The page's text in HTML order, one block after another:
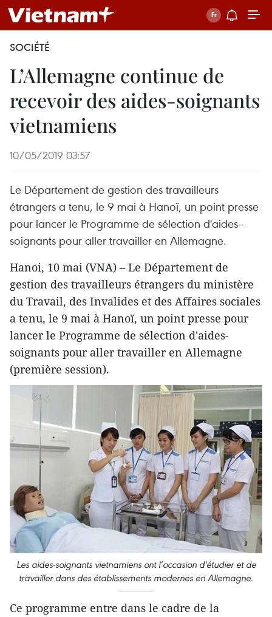
SOCIÉTÉ
L’Allemagne continue de
recevoir des aides-soignants
vietnamiens
10/05/2019 03:57
Le Département de gestion des travailleurs
étrangers a tenu, le 9 mai à Hanoï, un point presse
pour lancer le Programme de sélection d'aides--
soignants pour aller travailler en Allemagne.
Hanoi, 10 mai (VNA) – Le Département de
gestion des travailleurs étrangers du ministère
du Travail, des Invalides et des Affaires sociales
a tenu, le 9 mai à Hanoï, un point presse pour
lancer le Programme de sélection d'aides-
soignants pour aller travailler en Allemagne
(première session).
Les aides-soignants vietnamiens ont l’occasion d'étudier et de
travailler dans des établissements modernes en Allemagne.
Ce programme entre dans le cadre de la